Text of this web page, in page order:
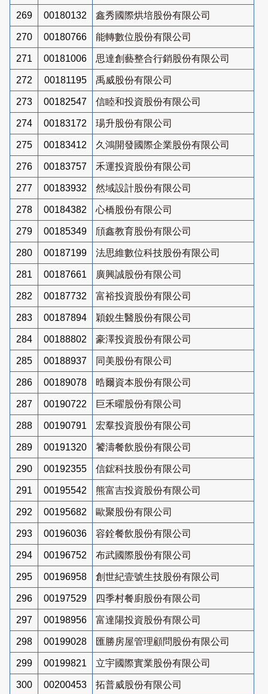
269 00180132 鑫秀國際烘培股份有限公司
270 00180766 能轉數位股份有限公司
271 00181006 思達創藝整合行銷股份有限公司
272 00181195 禹威股份有限公司
273 00182547 信睦和投資股份有限公司
274 00183172 瑒升股份有限公司
275 00183412 久鴻開發國際企業股份有限公司
276 00183757 禾運投資股份有限公司
277 00183932 然域設計股份有限公司
278 00184382 心橋股份有限公司
279 00185349 頎鑫教育股份有限公司
280 00187199 法思維數位科技股份有限公司
281 00187661 廣興誠股份有限公司
282 00187732 富裕投資股份有限公司
283 00187894 穎銳生醫股份有限公司
284 00188802 豪澤投資股份有限公司
285 00188937 同美股份有限公司
286 00189078 晧爾資本股份有限公司
287 00190722 巨禾曜股份有限公司
288 00190791 宏羣投資股份有限公司
289 00191320 饕濤餐飲股份有限公司
290 00192355 信鋐科技股份有限公司
291 00195542 熊富吉投資股份有限公司
292 00195682 歐聚股份有限公司
293 00196036 容銓餐飲股份有限公司
294 00196752 布武國際股份有限公司
295 00196958 創世紀壹號生技股份有限公司
296 00197529 四季村餐廚股份有限公司
297 00198956 富達陽投資股份有限公司
298 00199028 匯勝房屋管理顧問股份有限公司
299 00199821 立宇國際實業股份有限公司
300 00200453
拓普威股份有限公司